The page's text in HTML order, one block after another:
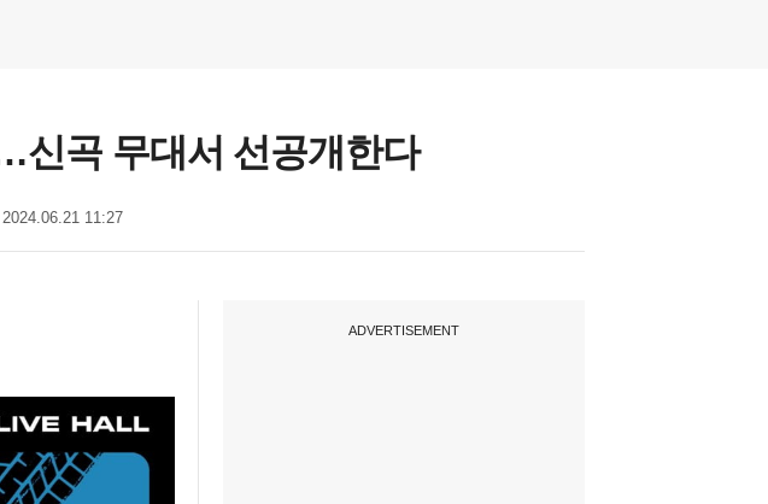
신곡 무대서 선공개한다
11:27
ADVERTISEMENT